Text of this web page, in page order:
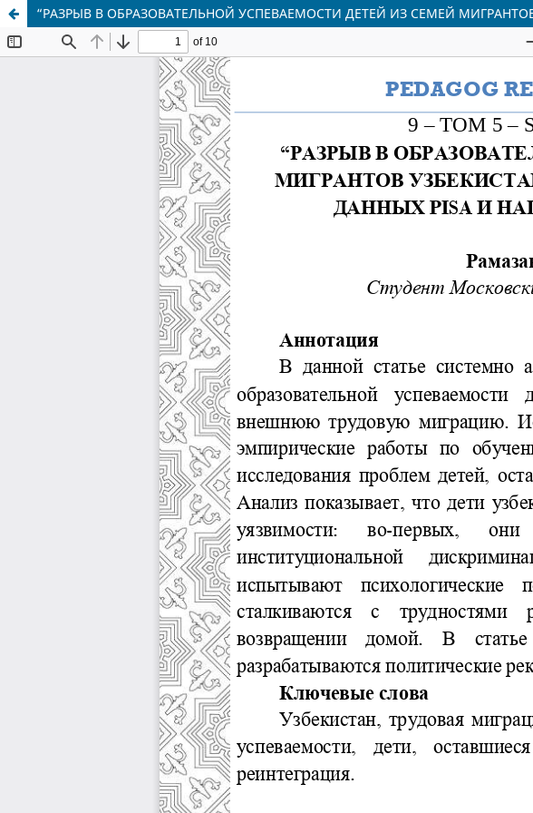
“РАЗРЫВ В ОБРАЗОВАТЕЛЬНОЙ УСПЕВАЕМОСТИ ДЕТЕЙ ИЗ СЕМЕЙ